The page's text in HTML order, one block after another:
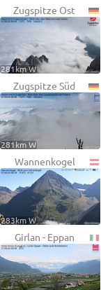
Zugspitze Ost
281km W
Zugspitze Süd
281km W
Wannenkogel
283km W
Girlan - Eppan